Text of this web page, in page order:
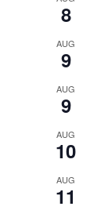
8
AUG
9
AUG
9
AUG
10
AUG
11